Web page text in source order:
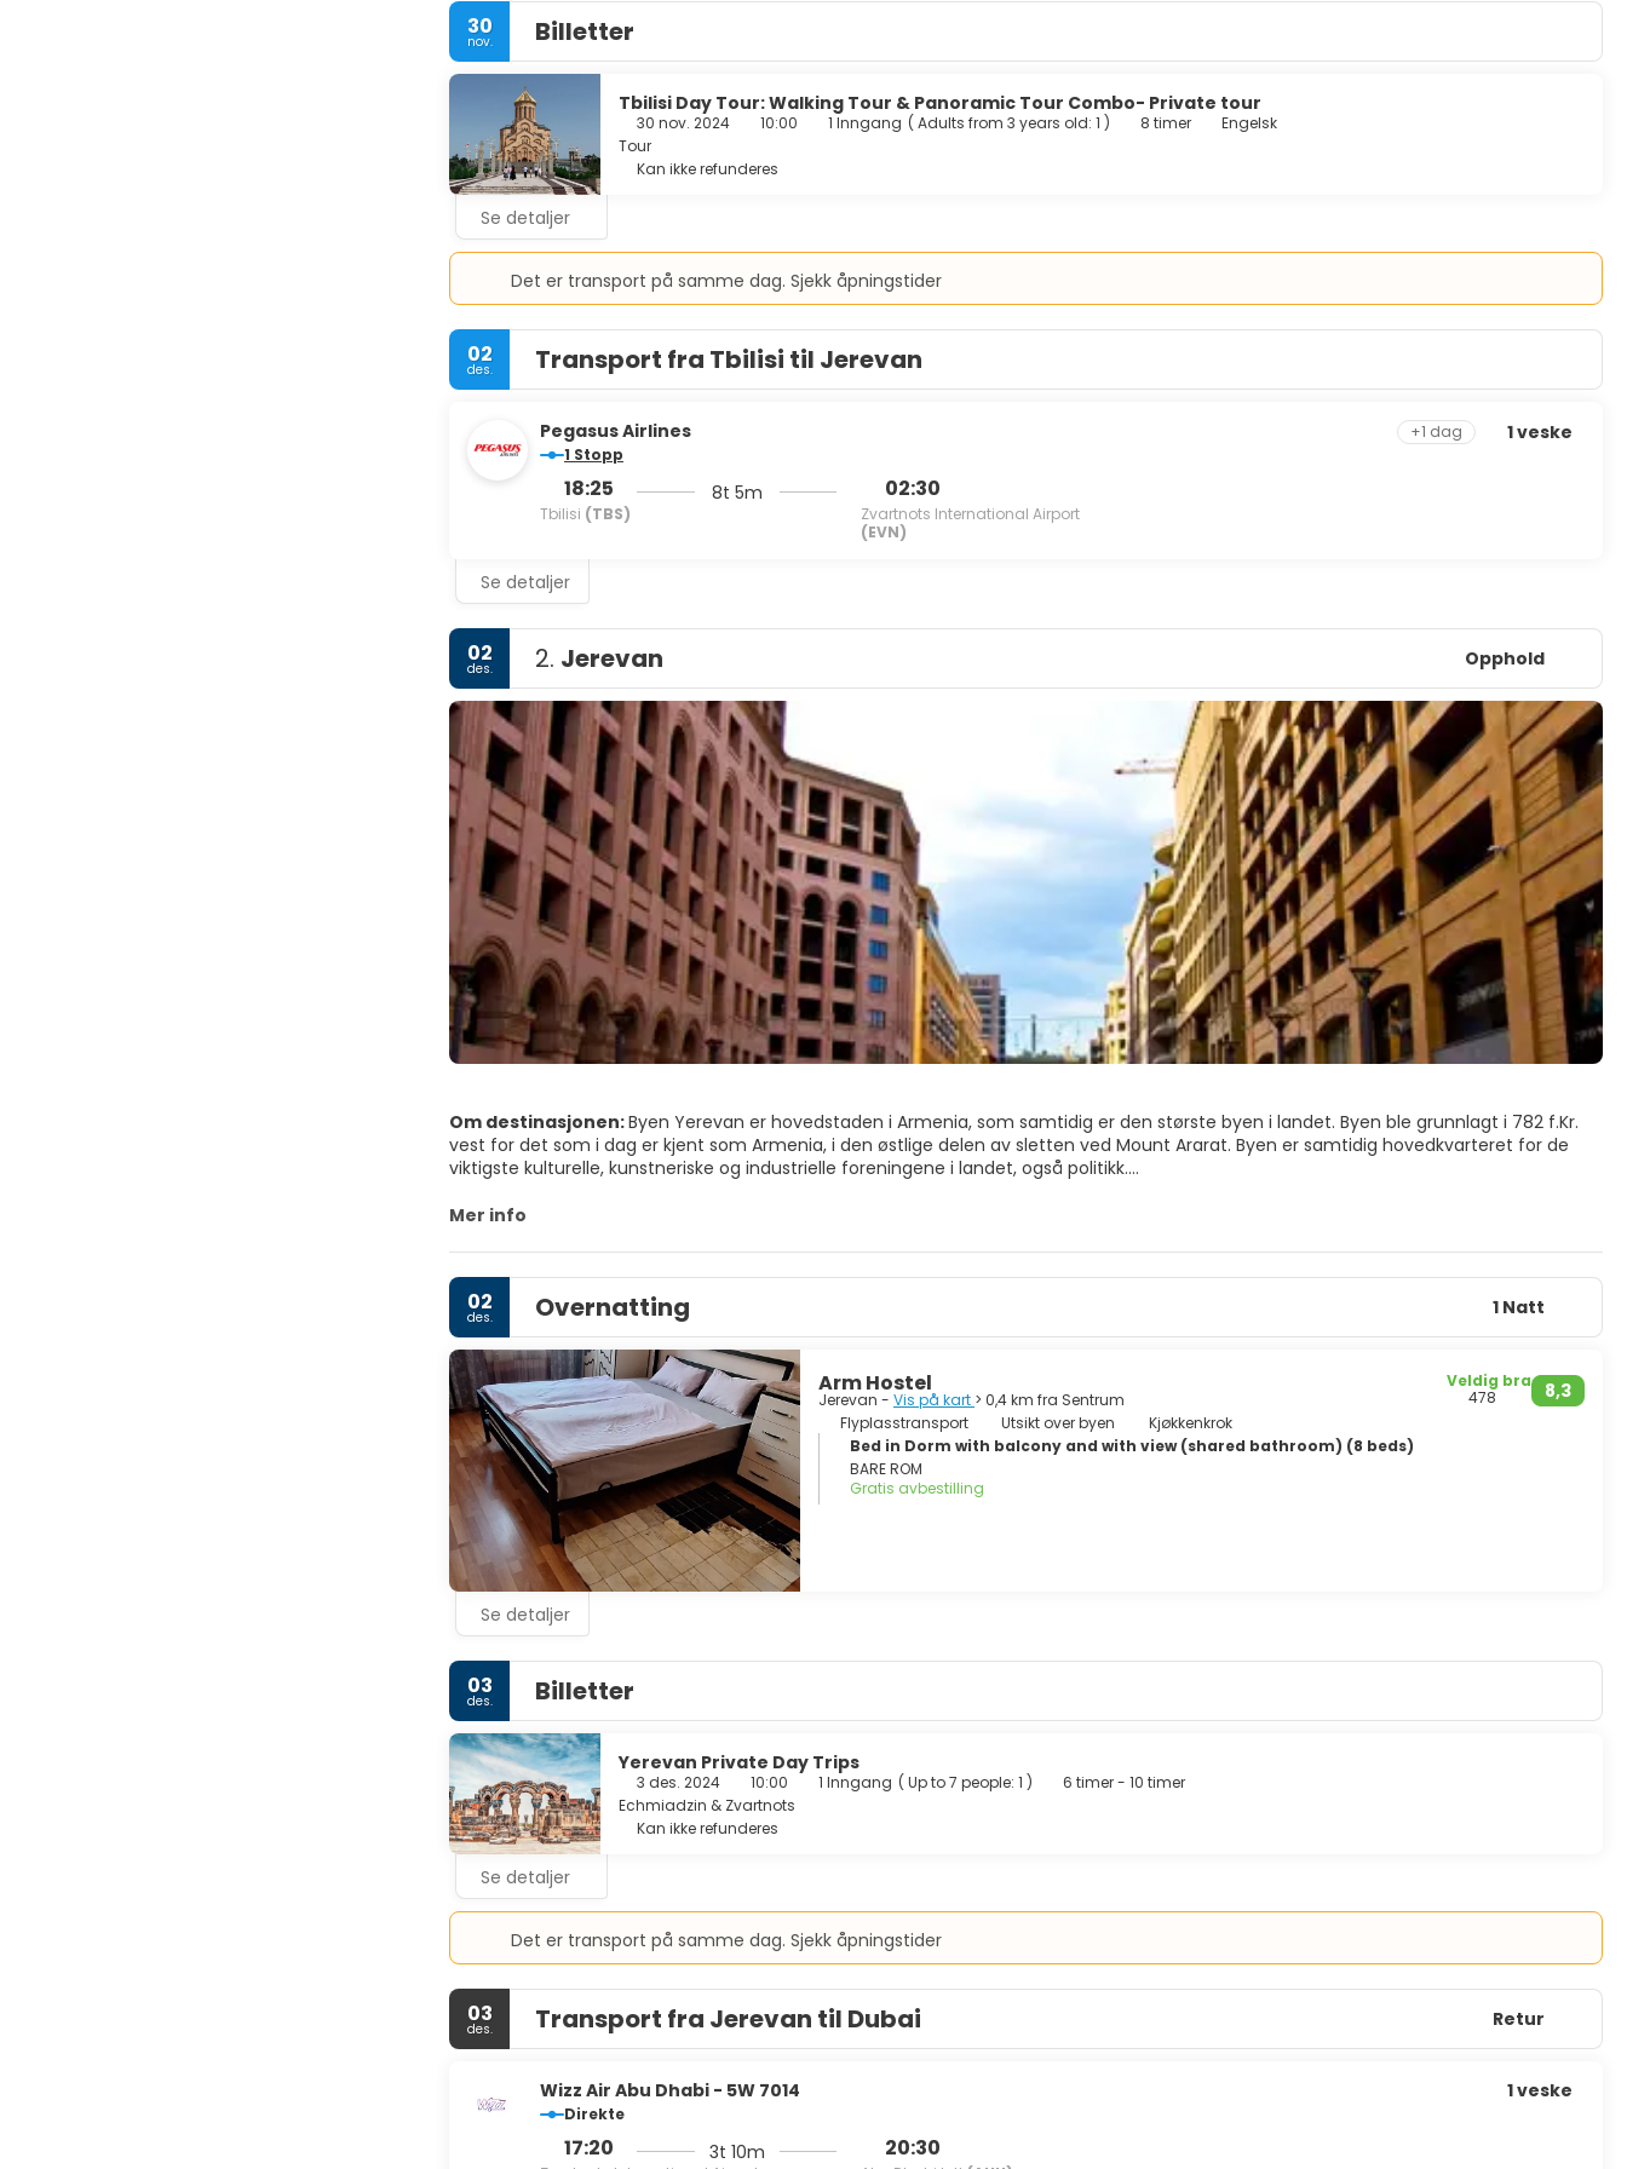
30
nov. Billetter
Tbilisi Day Tour: Walking Tour & Panoramic Tour Combo- Private tour
30 nov. 2024 10:00 1 Inngang ( Adults from 3 years old: 1 ) 8 timer
Engelsk
Tour
Kan ikke refunderes
Se detaljer
Det er transport på samme dag. Sjekk åpningstider
02
des. Transport fra Tbilisi til Jerevan
Pegasus Airlines
1 Stopp
18:25
Tbilisi (TBS)
8t 5m 02:30
Zvartnots International Airport
(EVN)
+1 dag 1 veske
Se detaljer
02
des. 2. Jerevan Opphold
Om destinasjonen:Byen Yerevan er hovedstaden i Armenia, som samtidig er den største byen i landet. Byen ble grunnlagt i 782 f.Kr.
vest for det som i dag er kjent som Armenia, i den østlige delen av sletten ved Mount Ararat. Byen er samtidig hovedkvarteret for de
viktigste kulturelle, kunstneriske og industrielle foreningene i landet, også politikk.
Byen har stor aktivitet i alle tider av året. Vi finner et bredt utvalg av turistattraksjoner i byen: museer, parker, landemerker i landets
Uten tvil et sted som er verdt mye på grunn av sin lange historie og den store mangfoldigheten av steder som er verdt å besøke, som:
kaskade, Republikkplassen...
Mer info
02
des. Overnatting 1 Natt
Arm Hostel
Jerevan - Vis på kart > 0,4 km fra Sentrum 8,3
Veldig bra
478
Flyplasstransport
Utsikt over byen
Kjøkkenkrok
Bed in Dorm with balcony and with view (shared bathroom) (8 beds)
BARE ROM
Gratis avbestilling
Se detaljer
03
des. Billetter
Yerevan Private Day Trips
3 des. 2024 10:00 1 Inngang ( Up to 7 people: 1 )
6 timer - 10 timer
Echmiadzin & Zvartnots
Kan ikke refunderes
Se detaljer
Det er transport på samme dag. Sjekk åpningstider
03
des. Transport fra Jerevan til Dubai Retur
Wizz Air Abu Dhabi - 5W 7014
Direkte
17:20 3t 10m 20:30
1 veske